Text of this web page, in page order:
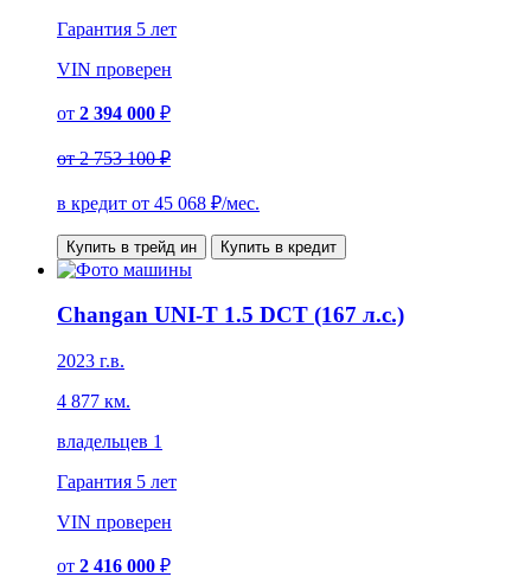
Гарантия 5 лет
VIN проверен
от 2 394 000 ₽
от2 753 100 ₽
в кредит от 45 068 ₽/мес.
Купить в трейд ин Купить в кредит
Changan UNI-T 1.5 DCT (167 л.с.)
2023 г.в.
4 877 км.
владельцев 1
Гарантия 5 лет
VIN проверен
от 2 416 000 ₽